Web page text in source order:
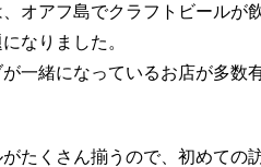
オアフ島でクラフトビールが
なりました。
一緒になっているお店が多数
たくさん揃うので、初めての